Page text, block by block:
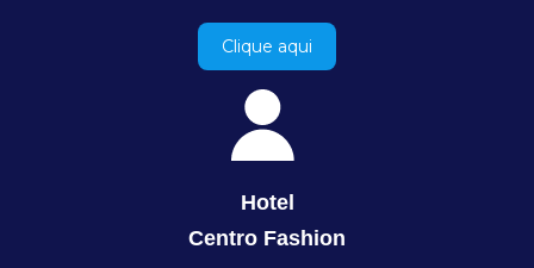
Clique aqui
Hotel
Centro Fashion